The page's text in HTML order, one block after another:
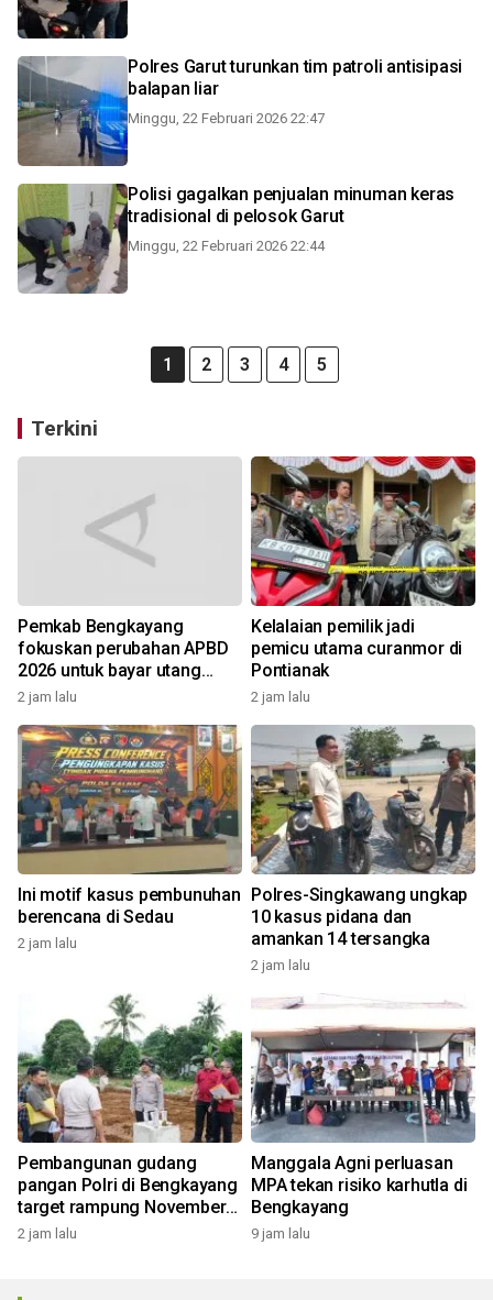
Polres Garut turunkan tim patroli antisipasi
balapan liar
Minggu, 22 Februari 2026 22:47
Polisi gagalkan penjualan minuman keras
tradisional di pelosok Garut
Minggu, 22 Februari 2026 22:44
1 2 3 4 5
Terkini
Pemkab Bengkayang
fokuskan perubahan APBD
2026 untuk bayar utang
Rp10,48 miliar
2 jam lalu
Kelalaian pemilik jadi
pemicu utama curanmor di
Pontianak
2 jam lalu
Ini motif kasus pembunuhan
berencana di Sedau
2 jam lalu
Polres-Singkawang ungkap
10 kasus pidana dan
amankan 14 tersangka
2 jam lalu
Pembangunan gudang
pangan Polri di Bengkayang
target rampung November
2026
2 jam lalu
Manggala Agni perluasan
MPA tekan risiko karhutla di
Bengkayang
9 jam lalu